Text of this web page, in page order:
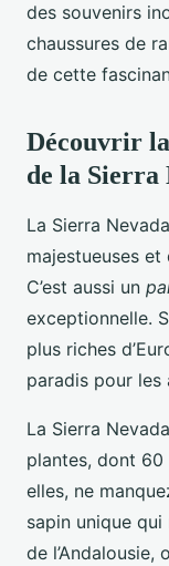
des souvenirs
chaussures de
de cette
Découvrir
de la Sierra
La Sierra
majestueuses
C’est aussi un
exceptionnelle.
plus riches
paradis pour les
La Sierra
plantes, dont 60
elles, ne
sapin unique
de l’Andalousie,